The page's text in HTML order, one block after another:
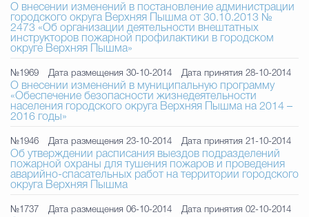
О внесении изменений в постановление администрации
городского округа Верхняя Пышма от 30.10.2013 №
2473 «Об организации деятельности внештатных
инструкторов пожарной профилактики в городском
округе Верхняя Пышма»
№1969 Дата размещения 30-10-2014 Дата принятия 28-10-2014
О внесении изменений в муниципальную программу
«Обеспечение безопасности жизнедеятельности
населения городского округа Верхняя Пышма на 2014 –
2016 годы»
№1946 Дата размещения 23-10-2014 Дата принятия 21-10-2014
Об утверждении расписания выездов подразделений
пожарной охраны для тушения пожаров и проведения
аварийно-спасательных работ на территории городского
округа Верхняя Пышма
№1737 Дата размещения 06-10-2014 Дата принятия 02-10-2014